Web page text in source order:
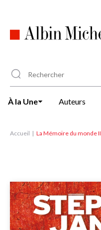
principal
À la Une Auteurs
Accueil La Mémoire du monde II